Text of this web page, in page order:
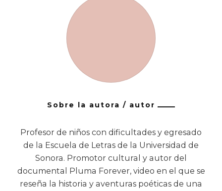
Sobre la autora / autor
Profesor de niños con dificultades y egresado
de la Escuela de Letras de la Universidad de
Sonora. Promotor cultural y autor del
documental Pluma Forever, video en el que se
reseña la historia y aventuras poéticas de una